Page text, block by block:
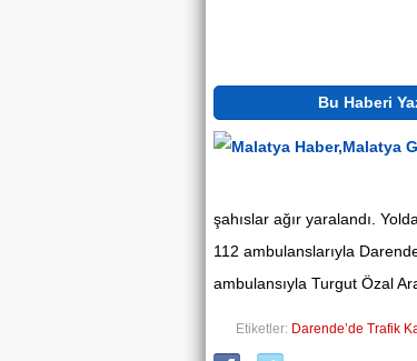
Bu Haberi
şahıslar ağır yaralandı.
112 ambulanslarıyla
ambulansıyla Turgut Özal
Etiketler: Darende’de Trafik